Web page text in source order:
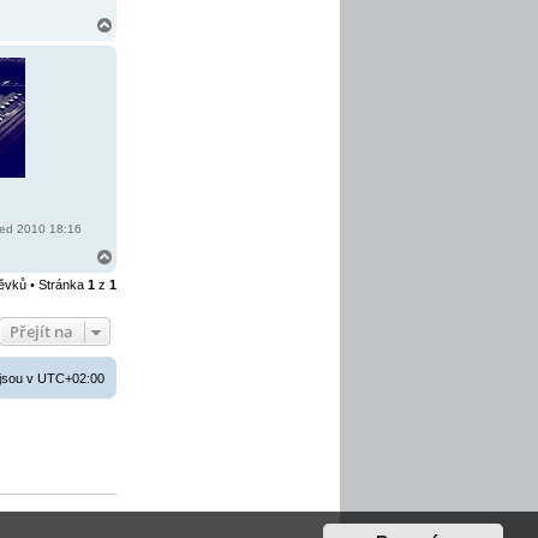
2010 18:16
h
• Stránka 1 z 1
Přejít na
v UTC+02:00